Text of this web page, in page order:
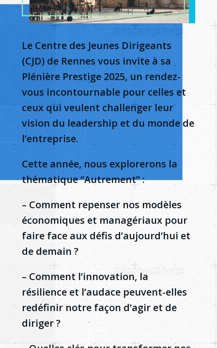
Le Centre des Jeunes Dirigeants
(CJD) de Rennes vous invite à sa
Plénière Prestige 2025, un rendez-
vous incontournable pour celles et
ceux qui veulent challenger leur
vision du leadership et du monde de
l’entreprise.
Cette année, nous explorerons la
thématique “Autrement” :
– Comment repenser nos modèles
économiques et managériaux pour
faire face aux défis d’aujourd’hui et
de demain ?
– Comment l’innovation, la
résilience et l’audace peuvent-elles
redéfinir notre façon d’agir et de
diriger ?